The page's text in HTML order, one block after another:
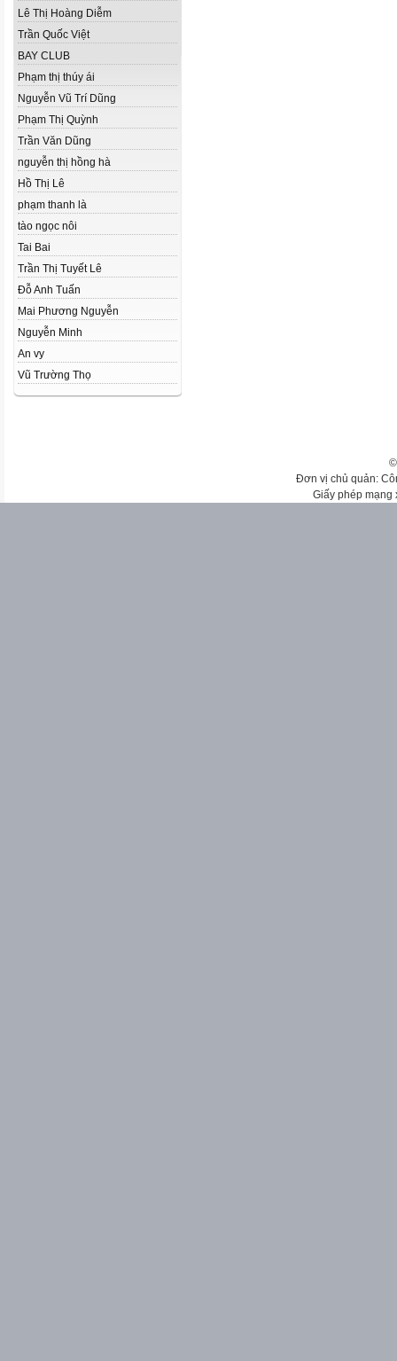
Lê Thị Hoàng Diễm
Trần Quốc Việt
BAY CLUB
Phạm thị thúy ái
Nguyễn Vũ Trí Dũng
Phạm Thị Quỳnh
Trần Văn Dũng
nguyễn thị hồng hà
Hồ Thị Lê
phạm thanh là
tào ngọc nôi
Tai Bai
Trần Thị Tuyết Lê
Đỗ Anh Tuấn
Mai Phương Nguyễn
Nguyễn Minh
An vy
Vũ Trường Thọ
Đơn vị chủ quản:
Giấy phép mạng